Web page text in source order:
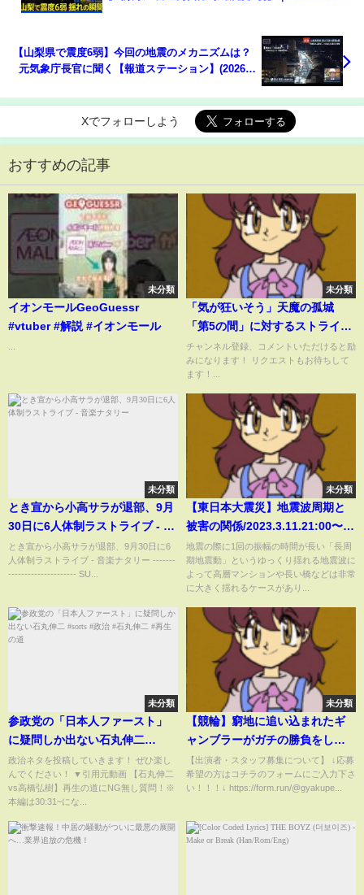
【山梨県で震度6弱】今回の地震のメカニズムは？
元気象庁長官に聞く【報道ステーション】(2026年6
Xでフォローしよう
おすすめの記事
未分類
イオンモールGeoGuessr
#vtuber #解説 #イオンモール
未分類
「気が狂いそう」天魔の孤城
「第5の間」に対するストライカ
ー達の反応集【モンスト/モンス
ターストライク】
チャンネル登録、コメントいただけると励
みになります！ リクエストもお待ちして
ます！...
未分類
とき宣から小高サラが退部、9月
30日に6人体制ラストライブ - 音
楽ナタリー
とき宣から小高サラが退部、9月30日に6
人体制ラストライブ - 音楽ナタリー -------
--------------------- SU...
未分類
【東日本大震災】地震波周期と
被害の関係/2023.3.11.21:00〜ス
タート
地震の際に1回の振幅の時間が長い「長周
期地震動」というゆっくり揺れる地震波に
よって高層マンションや長い橋などは非常
に大きく揺れるケースがあり...
未分類
参政党の「日本人ファースト」
に疑問しか出ない石丸伸二
#sorts #政治 #石丸伸二 #再生の
道
政治ネタを投稿していきます！ ぜひ楽し
んでください！ ▼引用元動画 【石丸伸二
vs高橋弘樹】再生の道にNG無し質問！※
本編は30:31~にな...
未分類
【競輪】窮地に追い込まれたギ
ャンブラーがガチの勝負をしま
くりました…
【出演者・スタッフ募集について】 ↓応募
希望の方はコチラのフォームにご入力下さ
い！！！↓ https://form.run/@gyakupe...